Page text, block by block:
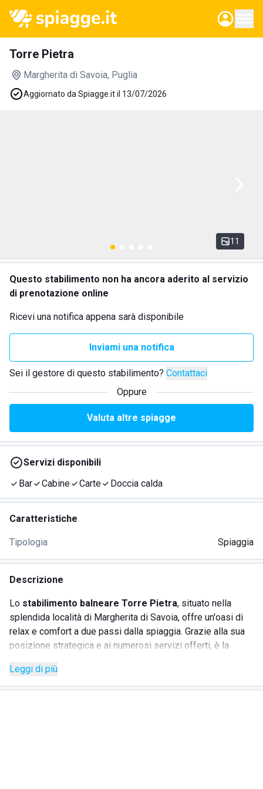
Torre Pietra
Margherita di Savoia, Puglia
Aggiornato da Spiagge.it il 13/07/2026
11
Questo stabilimento non ha ancora aderito al servizio
di prenotazione online
Ricevi una notifica appena sarà disponibile
Inviami una notifica
Sei il gestore di questo stabilimento? Contattaci
Oppure
Valuta altre spiagge
Servizi disponibili
Bar
Cabine Carte Doccia calda
Caratteristiche
Tipologia Spiaggia
Descrizione
Lo stabilimento balneare Torre Pietra, situato nella
splendida località di Margherita di Savoia, offre un'oasi di
relax e comfort a due passi dalla spiaggia. Grazie alla sua
posizione strategica e ai numerosi servizi offerti, è la
balneare senza pensieri.
Leggi di più